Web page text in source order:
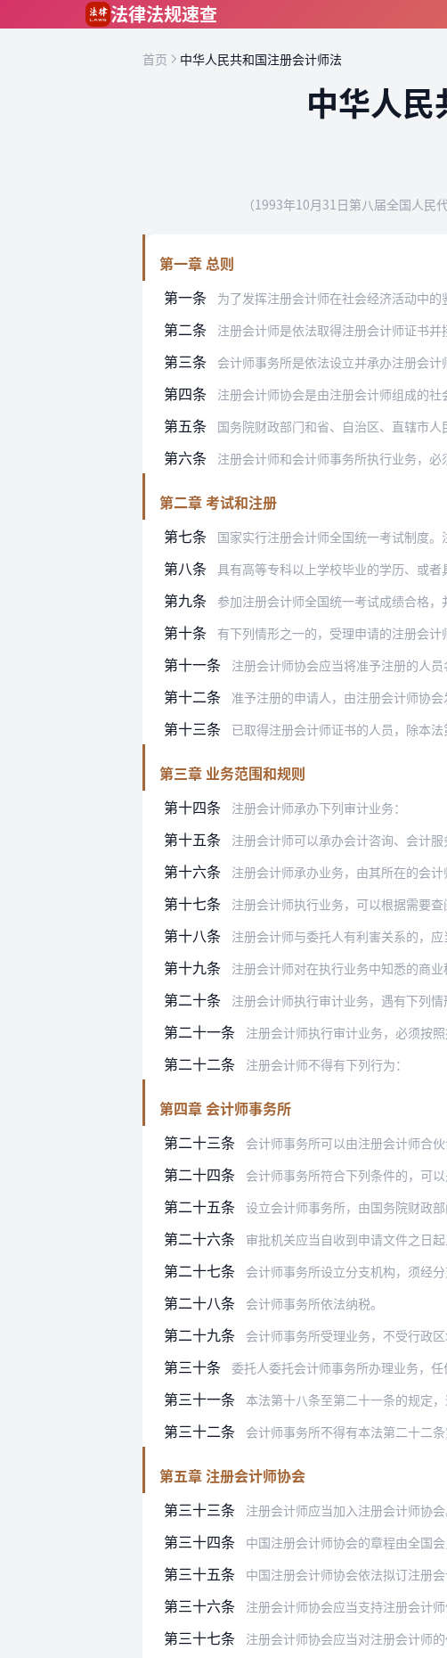
法律法规速查
首页 中华人民共和国注册会计师法
中华人
（1993年10月31日第八届全国人
第一章 总则
第一条
为了发挥注册会计师在社会经济活动中的鉴证和
第二条 注册会计师是依法取得注册会计师证书
第三条 会计师事务所是依法设立并承办注册会计
第四条 注册会计师协会是由注册会计师组成的社会
第五条 国务院财政部门和省、自治区、直辖市
第六条 注册会计师和会计师事务所执行业务，必
第二章 考试和注册
第七条
国家实行注册会计师全国统一考试制度
第八条 具有高等专科以上学校毕业的学历、或者具有会计
第九条 参加注册会计师全国统一考试成绩合格
第十条 有下列情形之一的，受理申请的注册会计
第十一条 注册会计师协会应当将准予注册的人员名单报
第十二条 准予注册的申请人，由注册会计师协
第十三条 已取得注册会计师证书的人员，除本法第
第三章 业务范围和规则
第十四条
注册会计师承办下列审计业务：
第十五条 注册会计师可以承办会计咨询、会计服
第十六条 注册会计师承办业务，由其所在的会
第十七条 注册会计师执行业务，可以根据需要
第十八条 注册会计师与委托人有利害关系的，应
第十九条 注册会计师对在执行业务中知悉的商业
第二十条 注册会计师执行审计业务，遇有下列
第二十一条 注册会计师执行审计业务，必须按
第二十二条 注册会计师不得有下列行为：
第四章 会计师事务所
第二十三条
会计师事务所可以由注册会计师合伙
第二十四条 会计师事务所符合下列条件的，可以
第二十五条 设立会计师事务所，由国务院财政
第二十六条 审批机关应当自收到申请文件之日
第二十七条 会计师事务所设立分支机构，须经
第二十八条 会计师事务所依法纳税。
第二十九条 会计师事务所受理业务，不受行政
第三十条 委托人委托会计师事务所办理业务，任
第三十一条 本法第十八条至第二十一条的规定，
第三十二条 会计师事务所不得有本法第二十二
第五章 注册会计师协会
第三十三条
注册会计师应当加入注册会计师协会
第三十四条 中国注册会计师协会的章程由全国会员代表大
第三十五条 中国注册会计师协会依法拟订注册
第三十六条 注册会计师协会应当支持注册会计
第三十七条 注册会计师协会应当对注册会计师